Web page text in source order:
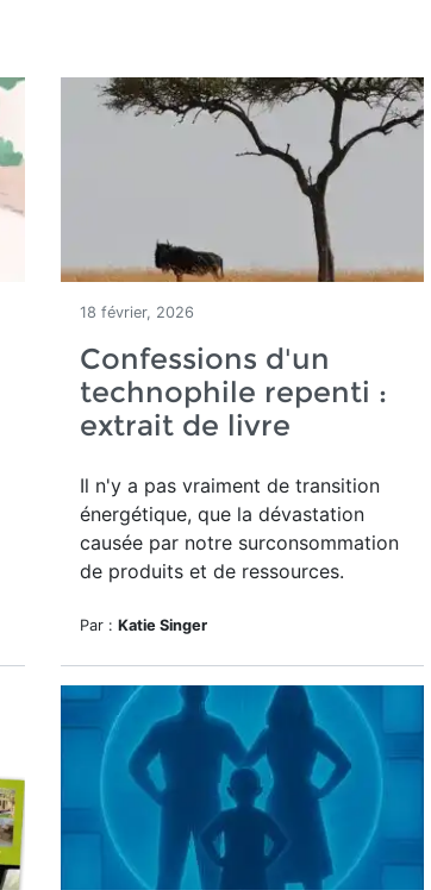
18 février, 2026
Confessions d'un
technophile repenti :
extrait de livre
Il n'y a pas vraiment de transition
énergétique, que la dévastation
causée par notre surconsommation
de produits et de ressources.
Par : Katie Singer